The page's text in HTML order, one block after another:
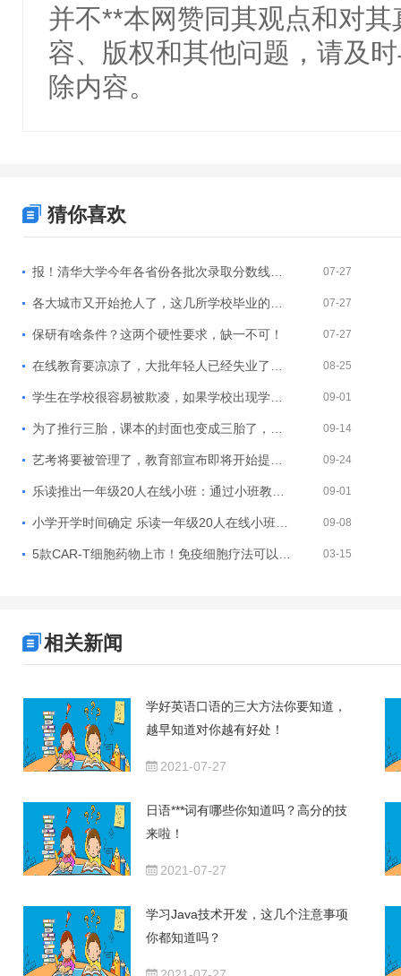
并不**本网赞同其观点和对
容、版权和其他问题，请及
除内容。
猜你喜欢
报！清华大学今年各省份各批次录取分数线出来啦！ 07-27
07-27
保研有啥条件？这两个硬性要求，缺一不可！ 07-27
08-25
学生在学校很容易被欺凌，如果学校出现学生欺凌该怎么被问责呢？教育部新规来啦！ 09-01
09-14
09-24
09-01
09-08
03-15
相关新闻
学好英语口语的三大方法你要知道，
越早知道对你越有好处！
2021-07-27
日语***词有哪些你知道吗？高分的技
来啦！
2021-07-27
学习Java技术开发，这几个注意事项
你都知道吗？